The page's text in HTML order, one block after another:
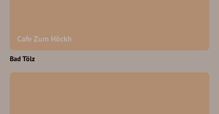
Cafe Zum Höckh
Bad Tölz